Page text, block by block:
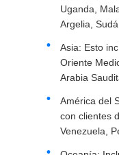
Uganda,
Argelia,
Asia: Esto
Oriente
Arabia
América del
con clientes
Venezuela,